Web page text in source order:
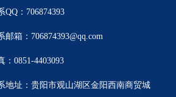
QQ：706874393
邮箱：706874393@qq.com
：0851-4403093
地址：贵阳市观山湖区金阳西南商贸城